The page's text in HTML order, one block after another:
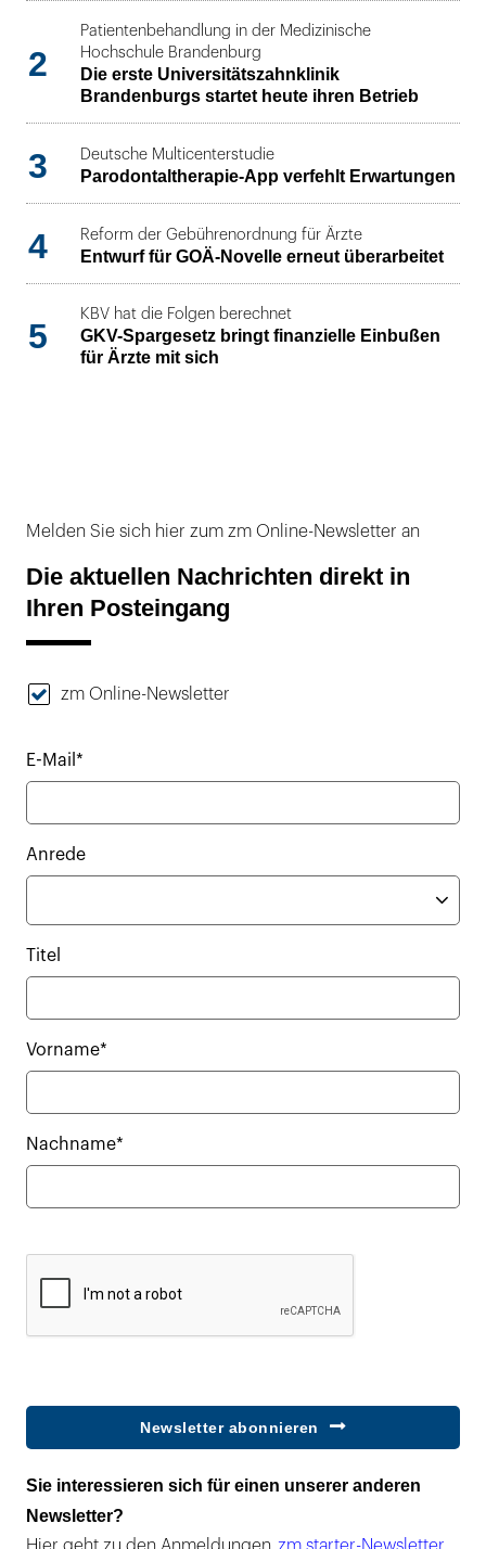
2
Patientenbehandlung in der Medizinische
Hochschule Brandenburg
Die erste Universitätszahnklinik
Brandenburgs startet heute ihren Betrieb
3 Deutsche Multicenterstudie
Parodontaltherapie-App verfehlt Erwartungen
4 Reform der Gebührenordnung für Ärzte
Entwurf für GOÄ-Novelle erneut überarbeitet
5
KBV hat die Folgen berechnet
GKV-Spargesetz bringt finanzielle Einbußen
für Ärzte mit sich
Melden Sie sich hier zum zm Online-Newsletter an
Die aktuellen Nachrichten direkt in
Ihren Posteingang
zm Online-Newsletter
E-Mail*
Anrede
Titel
Vorname*
Nachname*
Newsletter abonnieren
Sie interessieren sich für einen unserer anderen
Newsletter?